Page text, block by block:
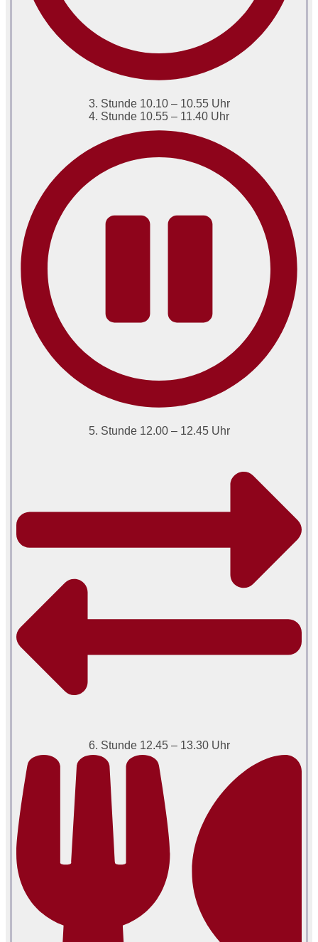
3. Stunde 10.10 – 10.55 Uhr
4. Stunde 10.55 – 11.40 Uhr
5. Stunde 12.00 – 12.45 Uhr
6. Stunde 12.45 – 13.30 Uhr